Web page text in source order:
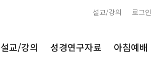
로그인
설교/강의
설교/강의 성경연구자료 아침예배